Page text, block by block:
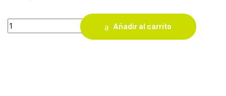
Plancha de vapor Jata PL618 quantity
Añadir al carrito